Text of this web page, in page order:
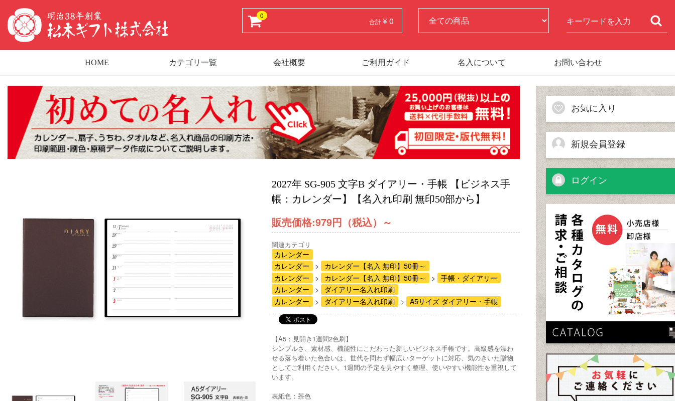
0
合計¥ 0
HOME カテゴリ一覧 会社概要 ご利用ガイド 名入について お問い合わせ
2027年 SG-905 文字B ダイアリー・手帳 【ビジネス手
帳：カレンダー】【名入れ印刷 無印50部から】
販売価格:979円（税込） ～
関連カテゴリ
カレンダー
カレンダー
カレンダー【名入 無印】50冊～
カレンダー
カレンダー【名入 無印】50冊～
手帳・ダイアリー
カレンダー
ダイアリー名入れ印刷
カレンダー
ダイアリー名入れ印刷 A5サイズ ダイアリー・手帳
【A5：見開き1週間2色刷】
シンプルさ、素材感、機能性にこだわった新しいビジネス手帳です。高級感を漂わ
せる落ち着いた色合いは、世代を問わず幅広いターゲットに対応、気のきいた贈物
としてご利用ください。1週間の予定を見やすく整理、使いやすい機能性を重視して
います。
表紙色：茶色
お気に入り
新規会員登録
ログイン